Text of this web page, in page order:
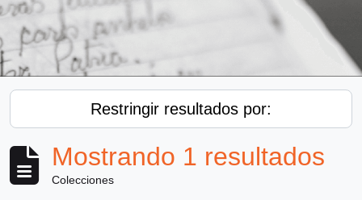
Restringir resultados por:
Mostrando 1 resultados
Colecciones